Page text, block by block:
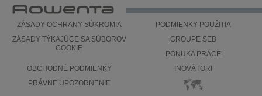
ZÁSADY OCHRANY SÚKROMIA
PODMIENKY POUŽITIA
ZÁSADY TÝKAJÚCE SA SÚBOROV
COOKIE
GROUPE SEB
PONUKA PRÁCE
OBCHODNÉ PODMIENKY
INOVÁTORI
PRÁVNE UPOZORNENIE